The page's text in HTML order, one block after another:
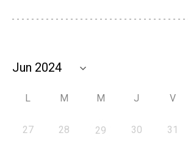
L M M J V
27 28 29 30 31